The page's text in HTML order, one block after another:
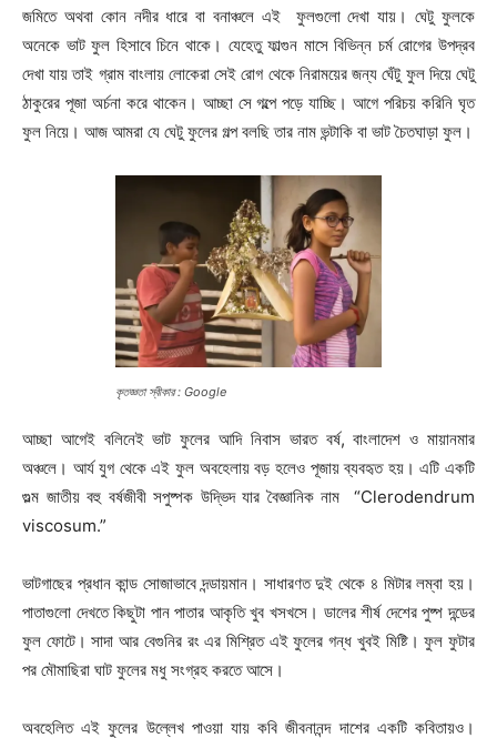
জমিতে অথবা কোন নদীর ধারে বা বনাঞ্চলে এই ফুলগুলো দেখা যায়। ঘেটু ফুলকে
অনেকে ভাট ফুল হিসাবে চিনে থাকে। যেহেতু ফাল্গুন মাসে বিভিন্ন চর্ম রোগের উপদ্রব
দেখা যায় তাই গ্রাম বাংলায় লোকেরা সেই রোগ থেকে নিরাময়ের জন্য ঘেঁটু ফুল দিয়ে ঘেটু
ঠাকুরের পূজা অর্চনা করে থাকেন। আচ্ছা সে গল্পে পড়ে যাচ্ছি। আগে পরিচয় করিনি ঘৃত
ফুল নিয়ে। আজ আমরা যে ঘেটু ফুলের গল্প বলছি তার নাম ভন্টাকি বা ভাট চৈতঘাড়া ফুল।
কৃতজ্ঞতা স্বীকার : Google
আচ্ছা আগেই বলিনেই ভাট ফুলের আদি নিবাস ভারত বর্ষ, বাংলাদেশ ও মায়ানমার
অঞ্চলে। আর্য যুগ থেকে এই ফুল অবহেলায় বড় হলেও পূজায় ব্যবহৃত হয়। এটি একটি
গুল্ম জাতীয় বহু বর্ষজীবী সপুষ্পক উদ্ভিদ যার বৈজ্ঞানিক নাম “Clerodendrum
viscosum.”
ভাটগাছের প্রধান কান্ড সোজাভাবে দন্ডায়মান। সাধারণত দুই থেকে ৪ মিটার লম্বা হয়।
পাতাগুলো দেখতে কিছুটা পান পাতার আকৃতি খুব খসখসে। ডালের শীর্ষ দেশের পুষ্প দন্ডের
ফুল ফোটে। সাদা আর বেগুনির রং এর মিশ্রিত এই ফুলের গন্ধ খুবই মিষ্টি। ফুল ফুটার
পর মৌমাছিরা ঘাট ফুলের মধু সংগ্রহ করতে আসে।
অবহেলিত এই ফুলের উল্লেখ পাওয়া যায় কবি জীবনানন্দ দাশের একটি কবিতায়ও।